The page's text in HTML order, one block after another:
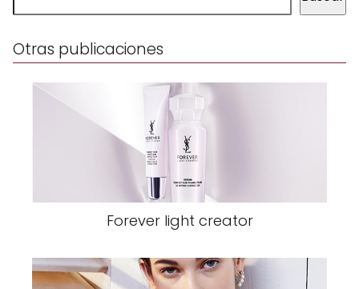
Otras publicaciones
Forever light creator